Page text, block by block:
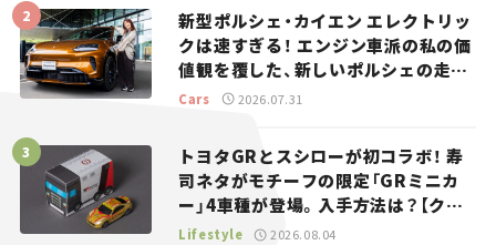
新型ポルシェ・カイエン エレクトリッ
クは速すぎる！ エンジン車派の私の価
値観を覆した、新しいポルシェの走
り。
Cars 2026.07.31
トヨタGRとスシローが初コラボ！ 寿
司ネタがモチーフの限定「GRミニカ
ー」4車種が登場。入手方法は？【クル
マとホビー】
Lifestyle 2026.08.04